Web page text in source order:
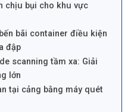
chịu bụi cho khu vực
bãi container điều kiện
đập
scanning tầm xa: Giải
lớn
tại cảng bằng máy quét